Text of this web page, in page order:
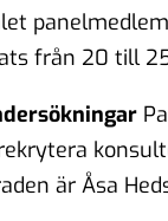
från 20 till
är Åsa